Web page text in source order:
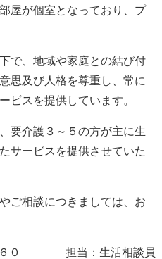
屋が個室となっており、 プ
で、地域や家庭との結び付
思及び人格を尊重し、 常に
ビスを提供しています。
要介護３～５の方が主に生
サービスを提供させていた
ご相談につきましては、お
１６０ 担当：生活相談員